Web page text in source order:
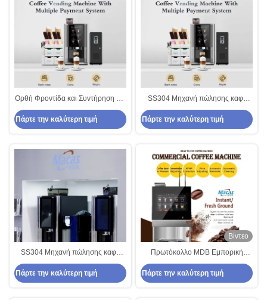
Ορθή Φροντίδα και Συντήρηση για
το Μηχάνημα Αγοράς Καφέ
Πάρτε την καλύτερη τιμή
SS304 Μηχανή πώλησης καφέ
από φασόλι σε φλιτζάνι Μαύρο
χρώμα
Πάρτε την καλύτερη τιμή
SS304 Μηχανή πώλησης καφέ
από φασόλι σε φλιτζάνι Μαύρο
χρώμα
Πάρτε την καλύτερη τιμή
Βίντεο
Πρωτόκολλο MDB Εμπορική
μηχανή πωλήσεων καφέ από
φασόλι σε φλιτζάνι 2000W
Πάρτε την καλύτερη τιμή